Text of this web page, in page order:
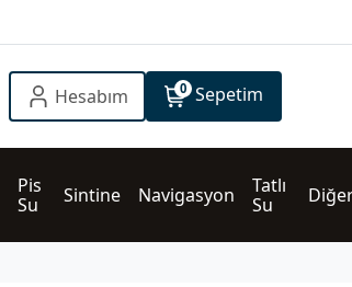
Hesabım 0 Sepetim
Pis
Su
Sintine Navigasyon
Tatlı
Su